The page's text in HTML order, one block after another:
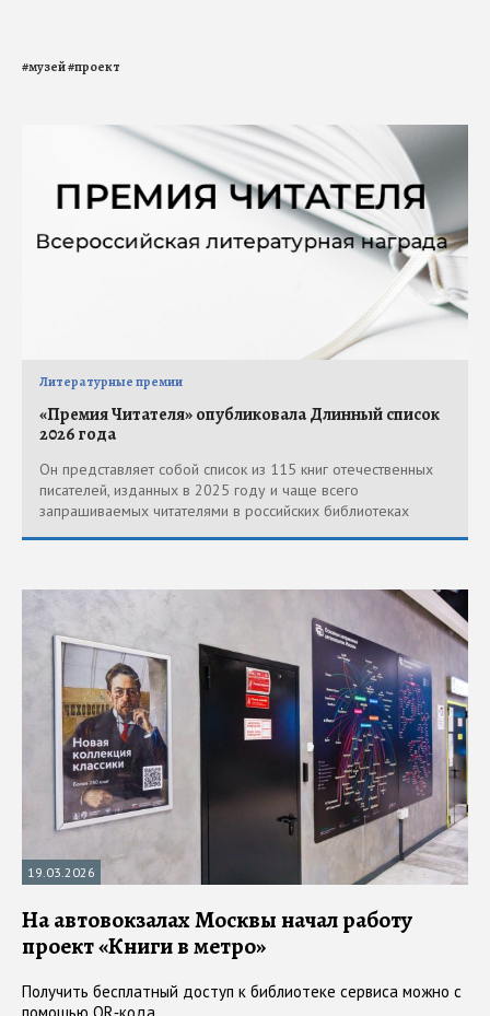
#музей#проект
Литературные премии
«Премия Читателя» опубликовала Длинный список
2026 года
Он представляет собой список из 115 книг отечественных
писателей, изданных в 2025 году и чаще всего
запрашиваемых читателями в российских библиотеках
19.03.2026
На автовокзалах Москвы начал работу
проект «Книги в метро»
Получить бесплатный доступ к библиотеке сервиса можно с